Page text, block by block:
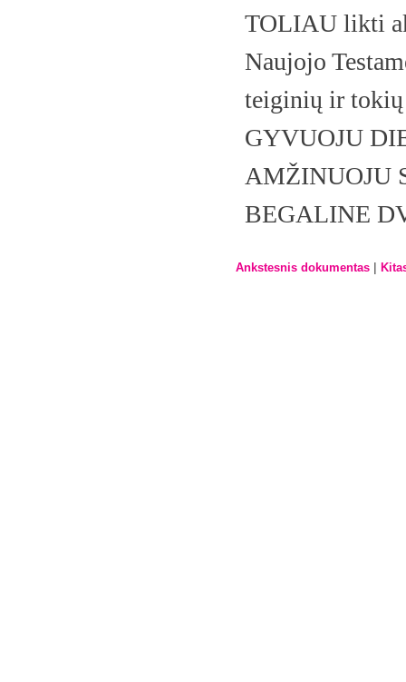
TOLIAU likti
Naujojo
teiginių ir tokių
GYVUOJU
AMŽINUOJU
BEGALINE
Ankstesnis dokumentas |